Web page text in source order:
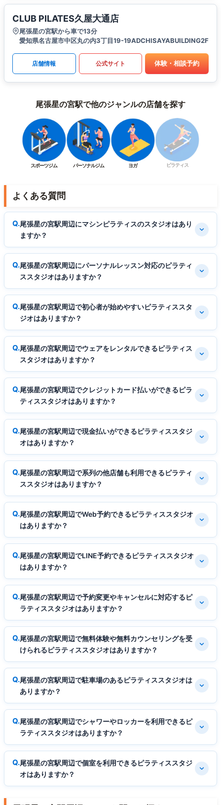
CLUB PILATES久屋大通店
尾張星の宮駅から車で13分
愛知県名古屋市中区丸の内3丁目19-19ADCHISAYABUILDING2F
店舗情報 公式サイト 体験・相談予約
尾張星の宮駅で他のジャンルの店舗を探す
スポーツジム パーソナルジム ヨガ ピラティス
よくある質問
尾張星の宮駅周辺にマシンピラティスのスタジオはあり
ますか？
尾張星の宮駅周辺にパーソナルレッスン対応のピラティ
ススタジオはありますか？
尾張星の宮駅周辺で初心者が始めやすいピラティススタ
ジオはありますか？
尾張星の宮駅周辺でウェアをレンタルできるピラティス
スタジオはありますか？
尾張星の宮駅周辺でクレジットカード払いができるピラ
ティススタジオはありますか？
尾張星の宮駅周辺で現金払いができるピラティススタジ
オはありますか？
尾張星の宮駅周辺で系列の他店舗も利用できるピラティ
ススタジオはありますか？
尾張星の宮駅周辺でWeb予約できるピラティススタジオ
はありますか？
尾張星の宮駅周辺でLINE予約できるピラティススタジオ
はありますか？
尾張星の宮駅周辺で予約変更やキャンセルに対応するピ
ラティススタジオはありますか？
尾張星の宮駅周辺で無料体験や無料カウンセリングを受
けられるピラティススタジオはありますか？
尾張星の宮駅周辺で駐車場のあるピラティススタジオは
ありますか？
尾張星の宮駅周辺でシャワーやロッカーを利用できるピ
ラティススタジオはありますか？
尾張星の宮駅周辺で個室を利用できるピラティススタジ
オはありますか？